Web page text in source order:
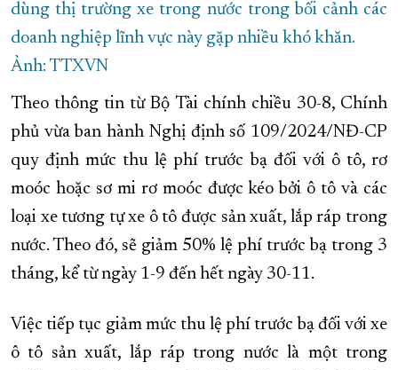
dùng thị trường xe trong nước trong bối cảnh các
doanh nghiệp lĩnh vực này gặp nhiều khó khăn.
Ảnh: TTXVN
Theo thông tin từ Bộ Tài chính chiều 30-8, Chính
phủ vừa ban hành Nghị định số 109/2024/NĐ-CP
quy định mức thu lệ phí trước bạ đối với ô tô, rơ
moóc hoặc sơ mi rơ moóc được kéo bởi ô tô và các
loại xe tương tự xe ô tô được sản xuất, lắp ráp trong
nước. Theo đó, sẽ giảm 50% lệ phí trước bạ trong 3
tháng, kể từ ngày 1-9 đến hết ngày 30-11.
Việc tiếp tục giảm mức thu lệ phí trước bạ đối với xe
ô tô sản xuất, lắp ráp trong nước là một trong